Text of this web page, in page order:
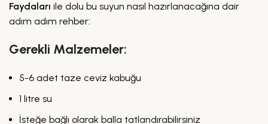
Faydaları ile dolu bu suyun nasıl hazırlanacağına dair
adım adım rehber:
Gerekli Malzemeler:
5-6 adet taze ceviz kabuğu
1 litre su
İsteğe bağlı olarak balla tatlandırabilirsiniz